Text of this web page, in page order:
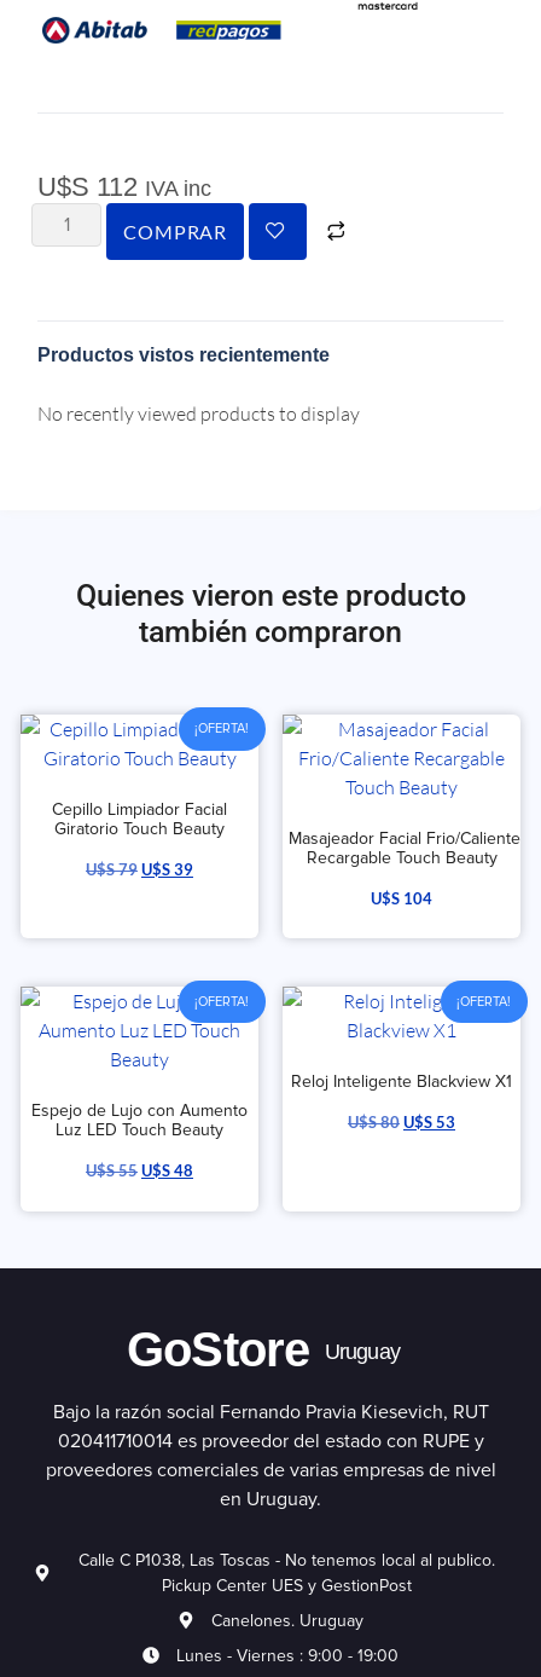
U$S 112 IVA inc
COMPRAR
Productos vistos recientemente
No recently viewed products to display
Quienes vieron este producto
también compraron
¡OFERTA!
Cepillo Limpiador Facial
Giratorio Touch Beauty
U$S79U$S39
Masajeador Facial Frio/Caliente
Recargable Touch Beauty
U$S 104
¡OFERTA!
Espejo de Lujo con Aumento
Luz LED Touch Beauty
U$S55U$S48
¡OFERTA!
Reloj Inteligente Blackview X1
U$S80U$S53
GoStore Uruguay
Bajo la razón social Fernando Pravia Kiesevich, RUT
020411710014 es proveedor del estado con RUPE y
proveedores comerciales de varias empresas de nivel
en Uruguay.
Calle C P1038, Las Toscas - No tenemos local al publico.
Pickup Center UES y GestionPost
Canelones. Uruguay
Lunes - Viernes : 9:00 - 19:00